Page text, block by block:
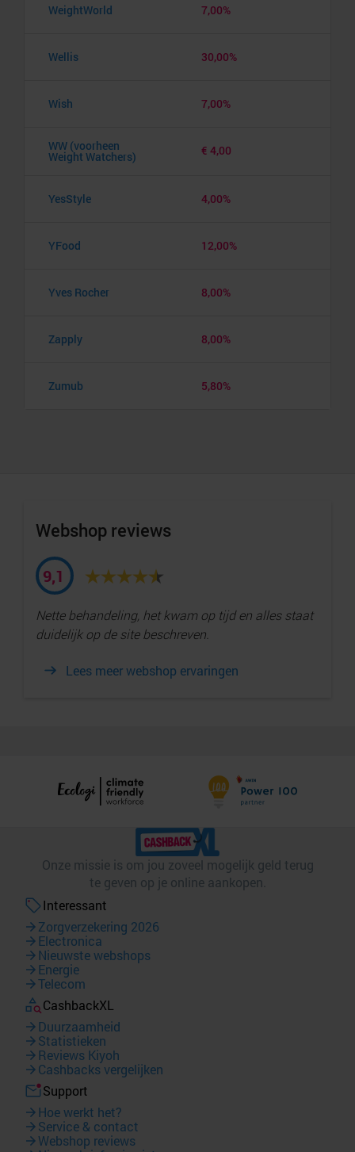
WeightWorld 7,00%
Wellis 30,00%
Wish 7,00%
WW (voorheen
Weight Watchers) € 4,00
YesStyle 4,00%
YFood 12,00%
Yves Rocher 8,00%
Zapply 8,00%
Zumub 5,80%
Webshop reviews
9,1
Nette behandeling, het kwam op tijd en alles staat
duidelijk op de site beschreven.
Lees meer webshop ervaringen
Onze missie is om jou zoveel mogelijk geld terug
te geven op je online aankopen.
Interessant
Zorgverzekering 2026
Electronica
Nieuwste webshops
Energie
Telecom
CashbackXL
Duurzaamheid
Statistieken
Reviews Kiyoh
Cashbacks vergelijken
Support
Hoe werkt het?
Service & contact
Webshop reviews